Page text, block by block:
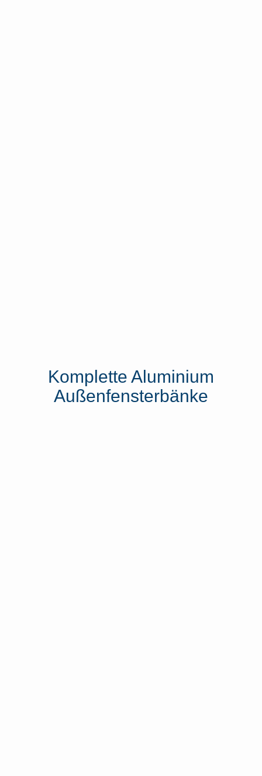
Komplette Aluminium
Außenfensterbänke